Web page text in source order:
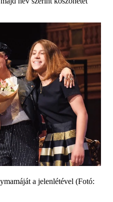
a jelenlétével (Fotó: